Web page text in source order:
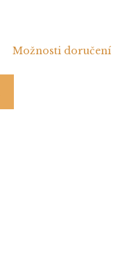
Možnosti doručení